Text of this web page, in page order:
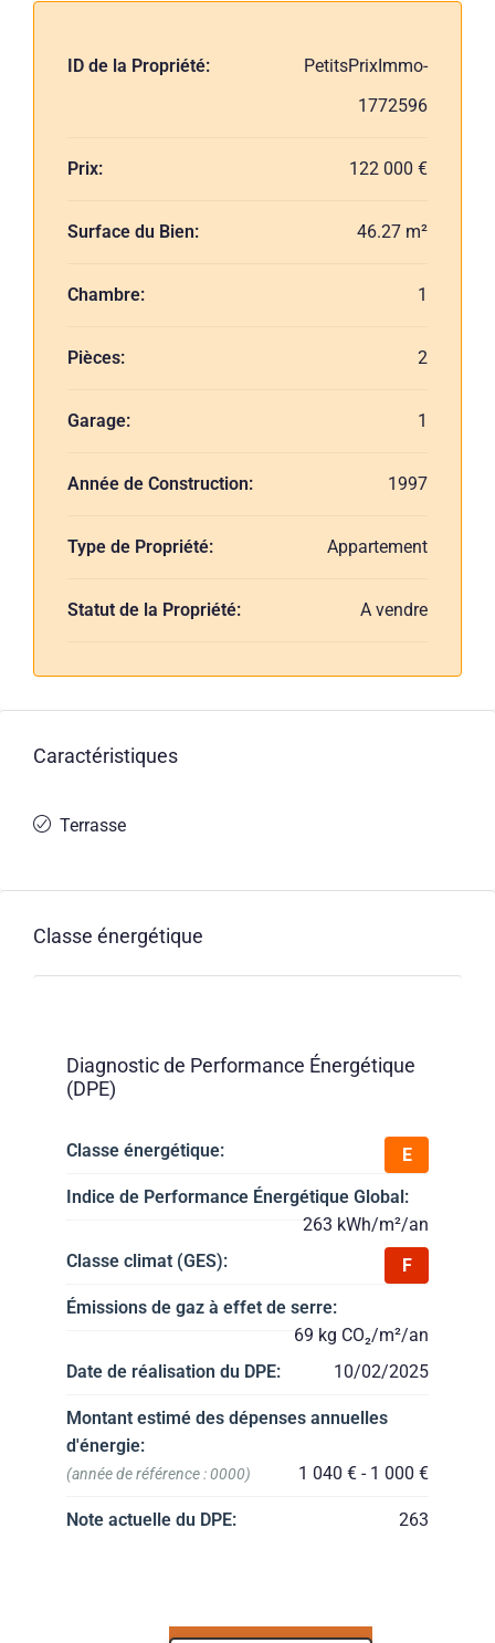
ID de la Propriété:
PetitsPrixImmo-
1772596
Prix: 122 000 €
Surface du Bien: 46.27 m²
Chambre: 1
Pièces: 2
Garage: 1
Année de Construction: 1997
Type de Propriété: Appartement
Statut de la Propriété: A vendre
Caractéristiques
Terrasse
Classe énergétique
Diagnostic de Performance Énergétique
(DPE)
Classe énergétique:
E
Indice de Performance Énergétique Global:
263 kWh/m²/an
Classe climat (GES):
F
Émissions de gaz à effet de serre:
69 kg CO₂/m²/an
Date de réalisation du DPE:
10/02/2025
Montant estimé des dépenses annuelles
d'énergie:
1 040 € - 1 000 €
(année de référence : 0000)
Note actuelle du DPE: 263